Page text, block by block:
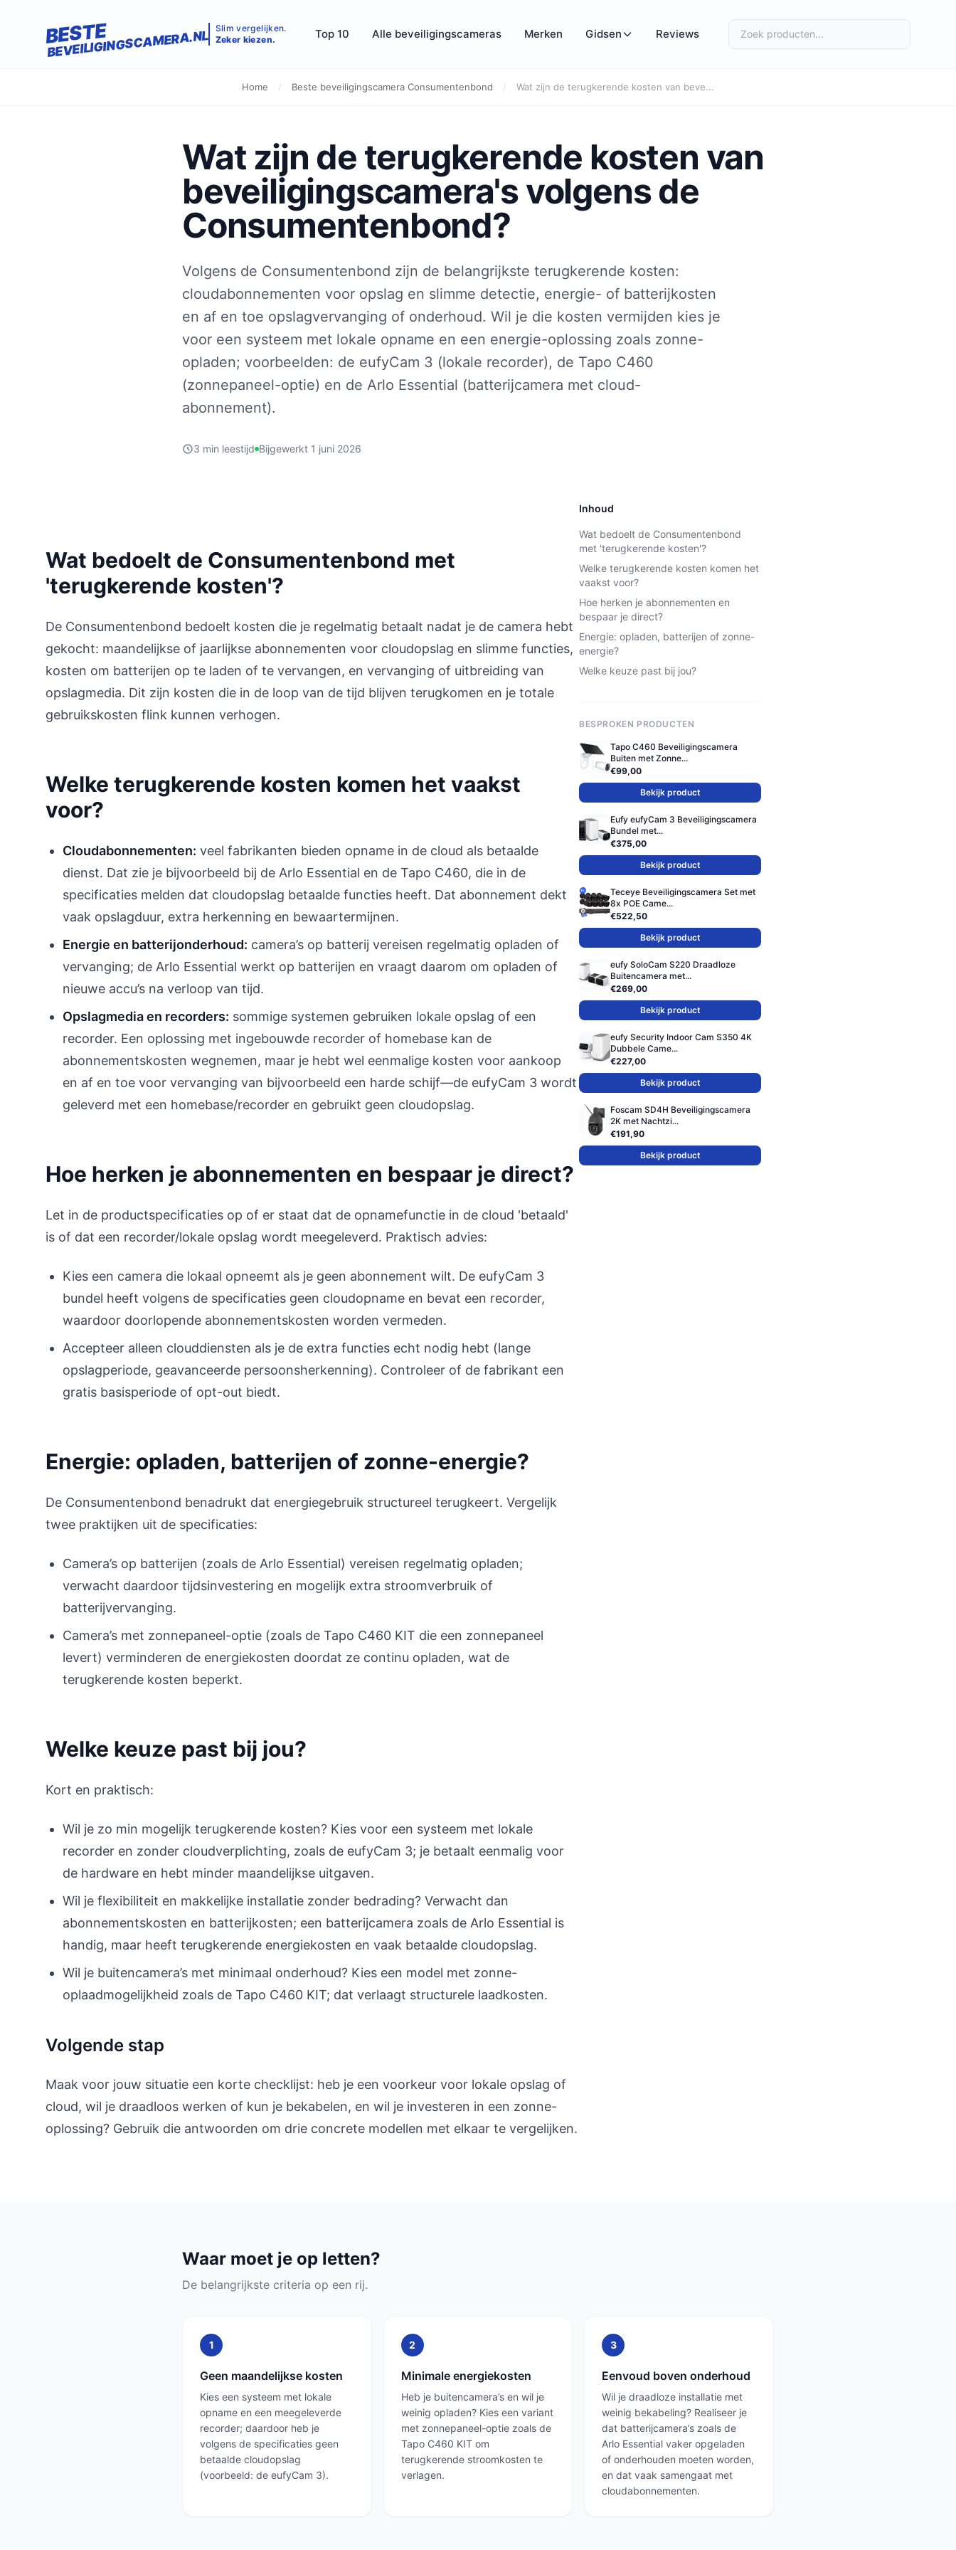
BESTE
BEVEILIGINGSCAMERA.NL Slim vergelijken.
Zeker kiezen.
Top 10 Alle beveiligingscameras Merken Gidsen Reviews
Home / Beste beveiligingscamera Consumentenbond / Wat zijn de terugkerende kosten van beve...
Wat zijn de terugkerende kosten van
beveiligingscamera's volgens de
Consumentenbond?
Volgens de Consumentenbond zijn de belangrijkste terugkerende kosten:
cloudabonnementen voor opslag en slimme detectie, energie- of batterijkosten
en af en toe opslagvervanging of onderhoud. Wil je die kosten vermijden kies je
voor een systeem met lokale opname en een energie-oplossing zoals zonne-
opladen; voorbeelden: de eufyCam 3 (lokale recorder), de Tapo C460
(zonnepaneel-optie) en de Arlo Essential (batterijcamera met cloud-
abonnement).
3 min leestijd Bijgewerkt 1 juni 2026
Wat bedoelt de Consumentenbond met
'terugkerende kosten'?
De Consumentenbond bedoelt kosten die je regelmatig betaalt nadat je de camera hebt
gekocht: maandelijkse of jaarlijkse abonnementen voor cloudopslag en slimme functies,
kosten om batterijen op te laden of te vervangen, en vervanging of uitbreiding van
opslagmedia. Dit zijn kosten die in de loop van de tijd blijven terugkomen en je totale
gebruikskosten flink kunnen verhogen.
Welke terugkerende kosten komen het vaakst
voor?
Cloudabonnementen: veel fabrikanten bieden opname in de cloud als betaalde
dienst. Dat zie je bijvoorbeeld bij de Arlo Essential en de Tapo C460, die in de
specificaties melden dat cloudopslag betaalde functies heeft. Dat abonnement dekt
vaak opslagduur, extra herkenning en bewaartermijnen.
Energie en batterijonderhoud: camera’s op batterij vereisen regelmatig opladen of
vervanging; de Arlo Essential werkt op batterijen en vraagt daarom om opladen of
nieuwe accu’s na verloop van tijd.
Opslagmedia en recorders: sommige systemen gebruiken lokale opslag of een
recorder. Een oplossing met ingebouwde recorder of homebase kan de
abonnementskosten wegnemen, maar je hebt wel eenmalige kosten voor aankoop
en af en toe voor vervanging van bijvoorbeeld een harde schijf—de eufyCam 3 wordt
geleverd met een homebase/recorder en gebruikt geen cloudopslag.
Hoe herken je abonnementen en bespaar je direct?
Let in de productspecificaties op of er staat dat de opnamefunctie in de cloud 'betaald'
is of dat een recorder/lokale opslag wordt meegeleverd. Praktisch advies:
Kies een camera die lokaal opneemt als je geen abonnement wilt. De eufyCam 3
bundel heeft volgens de specificaties geen cloudopname en bevat een recorder,
waardoor doorlopende abonnementskosten worden vermeden.
Accepteer alleen clouddiensten als je de extra functies echt nodig hebt (lange
opslagperiode, geavanceerde persoonsherkenning). Controleer of de fabrikant een
gratis basisperiode of opt-out biedt.
Energie: opladen, batterijen of zonne-energie?
De Consumentenbond benadrukt dat energiegebruik structureel terugkeert. Vergelijk
twee praktijken uit de specificaties:
Camera’s op batterijen (zoals de Arlo Essential) vereisen regelmatig opladen;
verwacht daardoor tijdsinvestering en mogelijk extra stroomverbruik of
batterijvervanging.
Camera’s met zonnepaneel-optie (zoals de Tapo C460 KIT die een zonnepaneel
levert) verminderen de energiekosten doordat ze continu opladen, wat de
terugkerende kosten beperkt.
Welke keuze past bij jou?
Kort en praktisch:
Wil je zo min mogelijk terugkerende kosten? Kies voor een systeem met lokale
recorder en zonder cloudverplichting, zoals de eufyCam 3; je betaalt eenmalig voor
de hardware en hebt minder maandelijkse uitgaven.
Wil je flexibiliteit en makkelijke installatie zonder bedrading? Verwacht dan
abonnementskosten en batterijkosten; een batterijcamera zoals de Arlo Essential is
handig, maar heeft terugkerende energiekosten en vaak betaalde cloudopslag.
Wil je buitencamera’s met minimaal onderhoud? Kies een model met zonne-
oplaadmogelijkheid zoals de Tapo C460 KIT; dat verlaagt structurele laadkosten.
Volgende stap
Maak voor jouw situatie een korte checklijst: heb je een voorkeur voor lokale opslag of
cloud, wil je draadloos werken of kun je bekabelen, en wil je investeren in een zonne-
oplossing? Gebruik die antwoorden om drie concrete modellen met elkaar te vergelijken.
Inhoud
Wat bedoelt de Consumentenbond
met 'terugkerende kosten'?
Welke terugkerende kosten komen het
vaakst voor?
Hoe herken je abonnementen en
bespaar je direct?
Energie: opladen, batterijen of zonne-
energie?
Welke keuze past bij jou?
BESPROKEN PRODUCTEN
Tapo C460 Beveiligingscamera
Buiten met Zonne...
€99,00
Bekijk product
Eufy eufyCam 3 Beveiligingscamera
Bundel met...
€375,00
Bekijk product
Teceye Beveiligingscamera Set met
8x POE Came...
€522,50
Bekijk product
eufy SoloCam S220 Draadloze
Buitencamera met...
€269,00
Bekijk product
eufy Security Indoor Cam S350 4K
Dubbele Came...
€227,00
Bekijk product
Foscam SD4H Beveiligingscamera
2K met Nachtzi...
€191,90
Bekijk product
Waar moet je op letten?
De belangrijkste criteria op een rij.
1
Geen maandelijkse kosten
Kies een systeem met lokale
opname en een meegeleverde
recorder; daardoor heb je
volgens de specificaties geen
betaalde cloudopslag
(voorbeeld: de eufyCam 3).
2
Minimale energiekosten
Heb je buitencamera’s en wil je
weinig opladen? Kies een variant
met zonnepaneel-optie zoals de
Tapo C460 KIT om
terugkerende stroomkosten te
verlagen.
3
Eenvoud boven onderhoud
Wil je draadloze installatie met
weinig bekabeling? Realiseer je
dat batterijcamera’s zoals de
Arlo Essential vaker opgeladen
of onderhouden moeten worden,
en dat vaak samengaat met
cloudabonnementen.